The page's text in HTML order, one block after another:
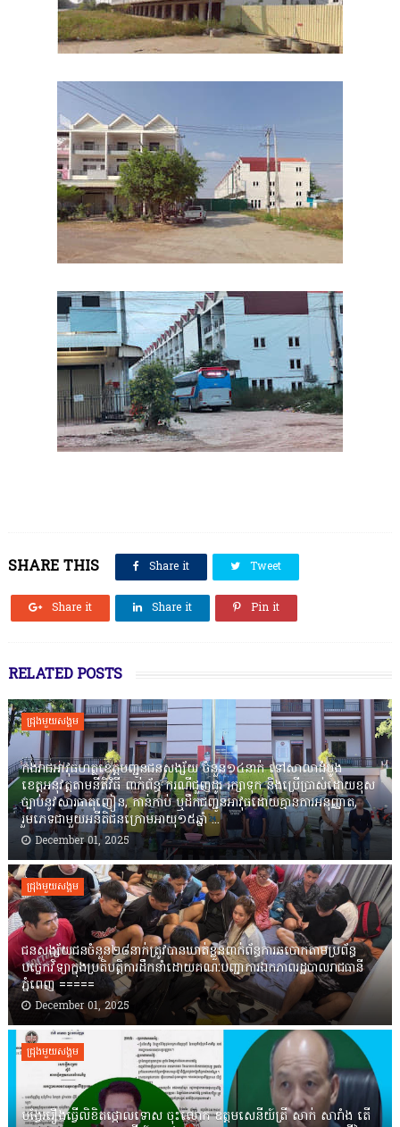
SHARE THIS Share it Tweet
Share it Share it Pin it
RELATED POSTS
ជ្រុងមួយសង្គម
កងរាជឣាវុធហត្ថខេត្តបញ្ជូនជនសង្ស័យ ចំនួន១៤នាក់ ទៅសាលាដំបូង
ខេត្តឣនុវត្តតាមនីតិវិធី ពាក់ព័ន្ធ ករណីជួញដូរ រក្សាទុក និងប្រើប្រាស់ដោយខុស
ច្បាប់នូវសារធាតុញៀន, កាន់កាប់ ឬដឹកជញ្ជូនអាវុធដោយគ្មានការអនុញ្ញាត,
រួមភេទជាមួយអនីតិជនក្រោមអាយុ១៥ឆ្នាំ ...
December 01, 2025
ជ្រុងមួយសង្គម
ជនសង្ស័យជនចំនួន២៨នាក់ត្រូវបានឃាត់ខ្លួនពាក់ព័ន្ធការឆបោកតាមប្រព័ន្ធ
បច្ចេកវិទ្យាក្នុងប្រតិបត្តិការដឹកនាំដោយគណៈបញ្ជាការឯកភាពរដ្ឋបាលរាជធានី
ភ្នំពេញ ‎=====
December 01, 2025
ជ្រុងមួយសង្គម
បង្វែររឿងធ្វើលិខិតថ្កោលទោស ចុះលោក ឧត្តមសេនីយ៍ត្រី សាក់ សារាំង តើ